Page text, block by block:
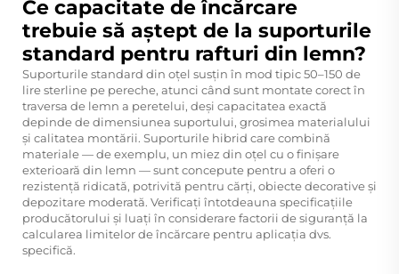
Ce capacitate de încărcare
trebuie să aștept de la suporturile
standard pentru rafturi din lemn?
Suporturile standard din oțel susțin în mod tipic 50–150 de
lire sterline pe pereche, atunci când sunt montate corect în
traversa de lemn a peretelui, deși capacitatea exactă
depinde de dimensiunea suportului, grosimea materialului
și calitatea montării. Suporturile hibrid care combină
materiale — de exemplu, un miez din oțel cu o finișare
exterioară din lemn — sunt concepute pentru a oferi o
rezistență ridicată, potrivită pentru cărți, obiecte decorative și
depozitare moderată. Verificați întotdeauna specificațiile
producătorului și luați în considerare factorii de siguranță la
calcularea limitelor de încărcare pentru aplicația dvs.
specifică.